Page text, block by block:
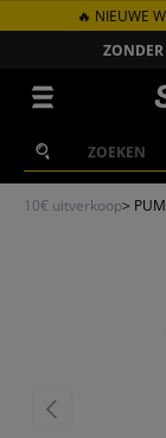
GA NAAR
🔥 NIEUWE
Zoeken
Zoeken
10€ uitverkoop>
VORIGE